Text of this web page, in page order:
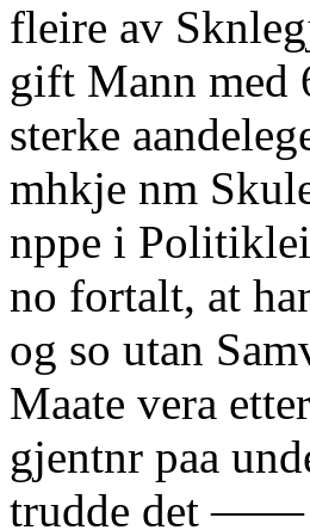
fleire av
gift Mann med
sterke
mhkje nm
nppe i
no fortalt, at
og so utan
Maate vera
gjentnr paa
trudde det ——